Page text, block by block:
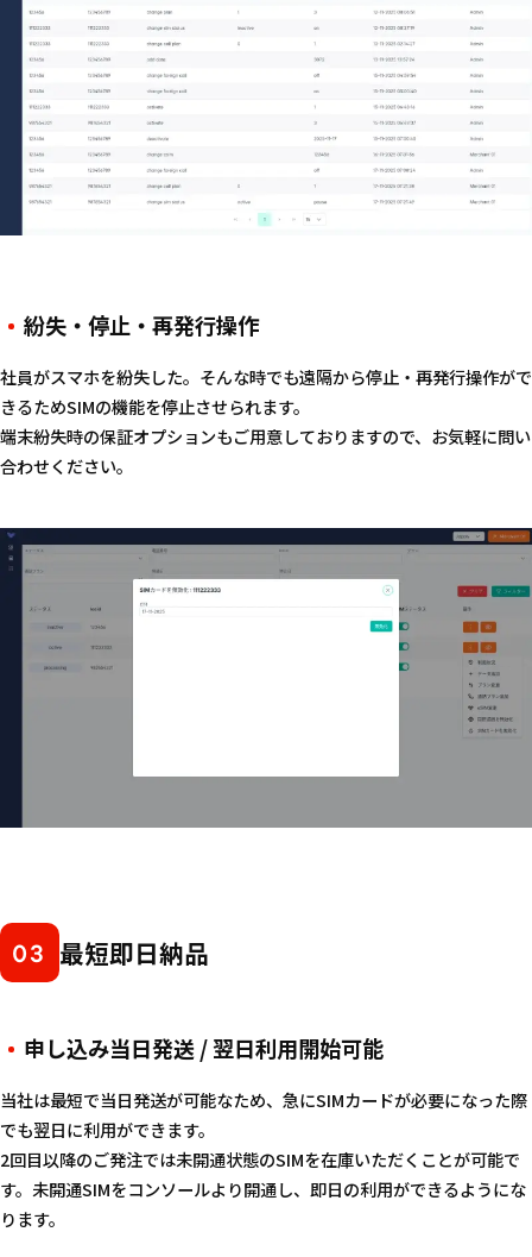
紛失・停止・再発行操作
社員がスマホを紛失した。そんな時でも遠隔から停止・再発行操作がで
きるためSIMの機能を停止させられます。
端末紛失時の保証オプションもご用意しておりますので、お気軽に問い
合わせください。
03 最短即日納品
申し込み当日発送 / 翌日利用開始可能
当社は最短で当日発送が可能なため、急にSIMカードが必要になった際
でも翌日に利用ができます。
2回目以降のご発注では未開通状態のSIMを在庫いただくことが可能で
す。未開通SIMをコンソールより開通し、即日の利用ができるようにな
ります。